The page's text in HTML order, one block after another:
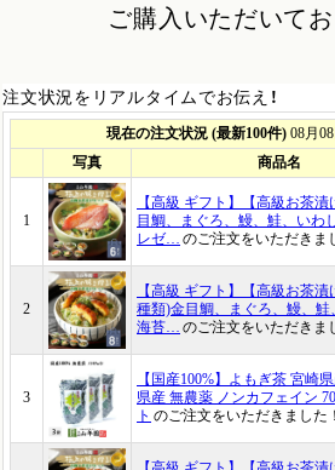
ご購入いただいてお
注文状況をリアルタイムでお伝え！